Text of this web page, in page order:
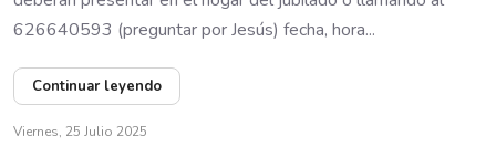
626640593 (preguntar por Jesús) fecha, hora...
Continuar leyendo
Viernes, 25 Julio 2025